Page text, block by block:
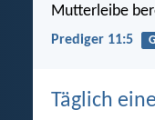
Mutterleibe
Prediger 11:5
Täglich